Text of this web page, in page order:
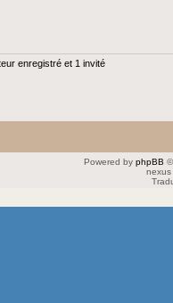
enregistré et 1 invité
Powered by phpBB